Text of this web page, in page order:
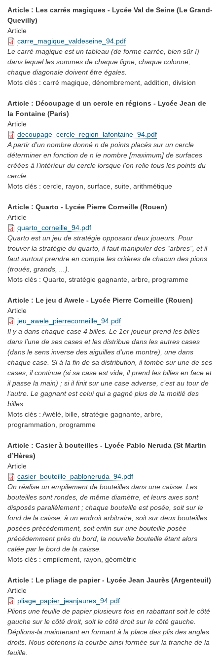
Article : Les carrés magiques - Lycée Val de Seine (Le Grand-
Quevilly)
Article
carre_magique_valdeseine_94.pdf
Le carré magique est un tableau (de forme carrée, bien sûr !)
dans lequel les sommes de chaque ligne, chaque colonne,
chaque diagonale doivent être égales.
Mots clés : carré magique, dénombrement, addition, division
Article : Découpage d un cercle en régions - Lycée Jean de
la Fontaine (Paris)
Article
decoupage_cercle_region_lafontaine_94.pdf
A partir d’un nombre donné n de points placés sur un cercle
déterminer en fonction de n le nombre [maximum] de surfaces
créées à l’intérieur du cercle lorsque l’on relie tous les points du
cercle.
Mots clés : cercle, rayon, surface, suite, arithmétique
Article : Quarto - Lycée Pierre Corneille (Rouen)
Article
quarto_corneille_94.pdf
Quarto est un jeu de stratégie opposant deux joueurs. Pour
trouver la stratégie du quarto, il faut manipuler des “arbres”, et il
faut surtout prendre en compte les critères de chacun des pions
(troués, grands, ...).
Mots clés : Quarto, stratégie gagnante, arbre, programme
Article : Le jeu d Awele - Lycée Pierre Corneille (Rouen)
Article
jeu_awele_pierrecorneille_94.pdf
Il y a dans chaque case 4 billes. Le 1er joueur prend les billes
dans l’une de ses cases et les distribue dans les autres cases
(dans le sens inverse des aiguilles d’une montre), une dans
chaque case. Si à la fin de sa distribution, il tombe sur une de ses
cases, il continue (si sa case est vide, il prend les billes en face et
il passe la main) ; si il finit sur une case adverse, c’est au tour de
l’autre. Le gagnant est celui qui a gagné plus de la moitié des
billes.
Mots clés : Awélé, bille, stratégie gagnante, arbre,
programmation, programme
Article : Casier à bouteilles - Lycée Pablo Neruda (St Martin
d’Hères)
Article
casier_bouteille_pabloneruda_94.pdf
On réalise un empilement de bouteilles dans une caisse. Les
bouteilles sont rondes, de même diamètre, et leurs axes sont
disposés parallèlement ; chaque bouteille est posée, soit sur le
fond de la caisse, à un endroit arbitraire, soit sur deux bouteilles
posées précédemment, soit enfin sur une bouteille posée
précédemment près du bord, la nouvelle bouteille étant alors
calée par le bord de la caisse.
Mots clés : empilement, rayon, géométrie
Article : Le pliage de papier - Lycée Jean Jaurès (Argenteuil)
Article
pliage_papier_jeanjaures_94.pdf
Plions une feuille de papier plusieurs fois en rabattant soit le côté
gauche sur le côté droit, soit le côté droit sur le côté gauche.
Déplions-la maintenant en formant à la place des plis des angles
droits. Nous obtenons la courbe ainsi formée sur la tranche de la
feuille.